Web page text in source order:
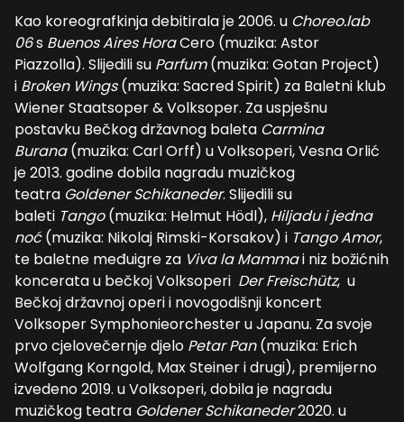
Kao koreografkinja debitirala je 2006. u Choreo.lab
06s Buenos Aires HoraCero (muzika: Astor
Piazzolla). Slijedili su Parfum(muzika: Gotan Project)
i Broken Wings(muzika: Sacred Spirit) za Baletni klub
Wiener Staatsoper & Volksoper. Za uspješnu
postavku Bečkog državnog baleta Carmina
Burana(muzika: Carl Orff) u Volksoperi, Vesna Orlić
je 2013. godine dobila nagradu muzičkog
teatra Goldener Schikaneder. Slijedili su
baleti Tango(muzika: Helmut Hödl), Hiljadu i jedna
noć(muzika: Nikolaj Rimski-Korsakov) i Tango Amor,
te baletne međuigre za Viva la Mammai niz božićnih
koncerata u bečkoj Volksoperi Der Freischütz, u
Bečkoj državnoj operi i novogodišnji koncert
Volksoper Symphonieorchester u Japanu. Za svoje
prvo cjelovečernje djelo Petar Pan(muzika: Erich
Wolfgang Korngold, Max Steiner i drugi), premijerno
izvedeno 2019. u Volksoperi, dobila je nagradu
muzičkog teatra Goldener Schikaneder2020. u